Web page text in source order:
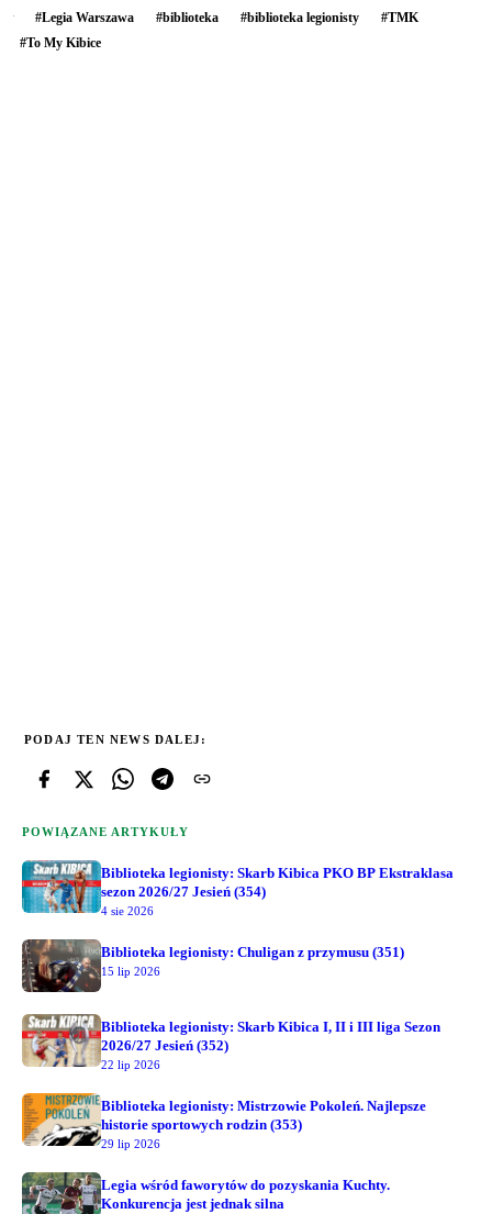
#Legia Warszawa #biblioteka #biblioteka legionisty #TMK
#To My Kibice
PODAJ TEN NEWS DALEJ:
POWIĄZANE ARTYKUŁY
Biblioteka legionisty: Skarb Kibica PKO BP Ekstraklasa
sezon 2026/27 Jesień (354)
4 sie 2026
Biblioteka legionisty: Chuligan z przymusu (351)
15 lip 2026
Biblioteka legionisty: Skarb Kibica I, II i III liga Sezon
2026/27 Jesień (352)
22 lip 2026
Biblioteka legionisty: Mistrzowie Pokoleń. Najlepsze
historie sportowych rodzin (353)
29 lip 2026
Legia wśród faworytów do pozyskania Kuchty.
Konkurencja jest jednak silna